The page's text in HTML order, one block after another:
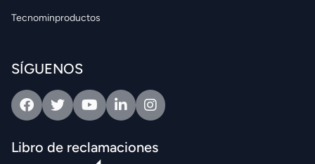
Tecnominproductos
SÍGUENOS
FacebookTwitterYoutubeLinkedinIntagram
Libro de reclamaciones